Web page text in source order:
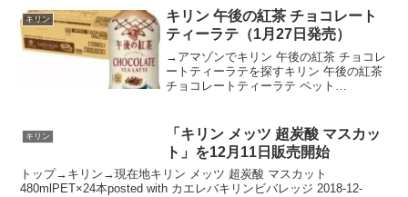
キリン
キリン 午後の紅茶 チョコレート
ティーラテ（1月27日発売）
→アマゾンでキリン 午後の紅茶 チョコレ
ートティーラテを探すキリン 午後の紅茶
チョコレートティーラテ ペット
後の紅茶 チョコレートティーラテ...
キリン
「キリン メッツ 超炭酸 マスカッ
ト」を12月11日販売開始
トップ→キリン→現在地キリン メッツ 超炭酸 マスカット
480mlPET×24本posted with カエレバキリンビバレッジ 2018-12-